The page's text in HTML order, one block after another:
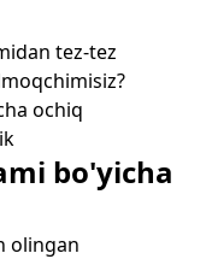
tez-tez
ochiq
bo'yicha
olingan